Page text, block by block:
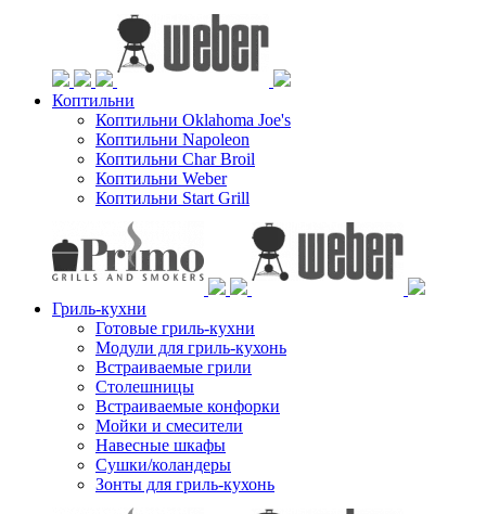
Коптильни
Коптильни Oklahoma Joe's
Коптильни Napoleon
Коптильни Char Broil
Коптильни Weber
Коптильни Start Grill
Гриль-кухни
Готовые гриль-кухни
Модули для гриль-кухонь
Встраиваемые грили
Столешницы
Встраиваемые конфорки
Мойки и смесители
Навесные шкафы
Сушки/коландеры
Зонты для гриль-кухонь